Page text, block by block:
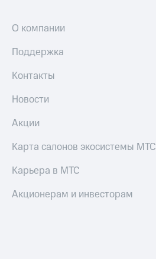
О компании
Поддержка
Контакты
Новости
Акции
Карта салонов экосистемы МТС
Карьера в МТС
Акционерам и инвесторам